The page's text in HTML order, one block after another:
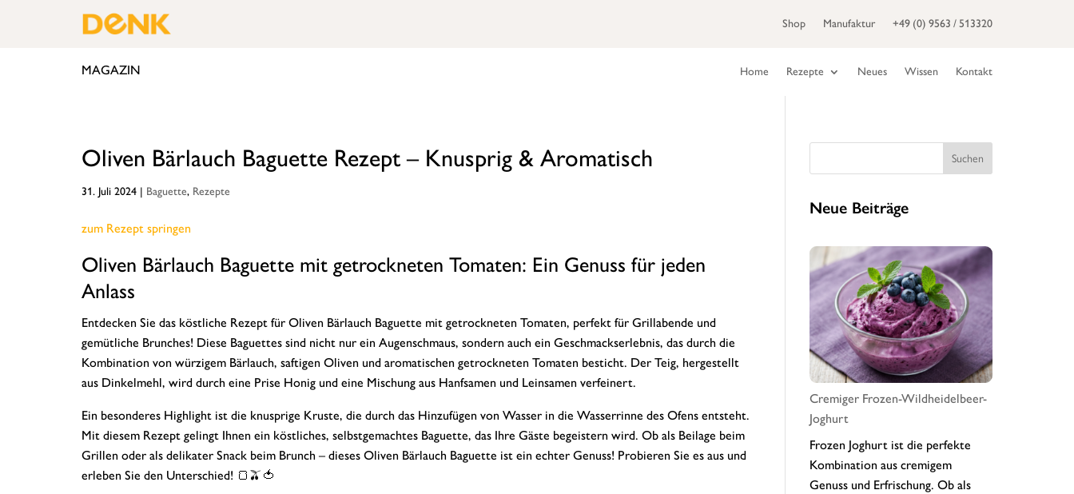
Shop Manufaktur +49 (0) 9563 / 513320
MAGAZIN Home Rezepte Neues Wissen Kontakt
Oliven Bärlauch Baguette Rezept – Knusprig & Aromatisch
31. Juli 2024 | Baguette, Rezepte
zum Rezept springen
Oliven Bärlauch Baguette mit getrockneten Tomaten: Ein Genuss für jeden
Anlass
Entdecken Sie das köstliche Rezept für Oliven Bärlauch Baguette mit getrockneten Tomaten, perfekt für Grillabende und
gemütliche Brunches! Diese Baguettes sind nicht nur ein Augenschmaus, sondern auch ein Geschmackserlebnis, das durch die
Kombination von würzigem Bärlauch, saftigen Oliven und aromatischen getrockneten Tomaten besticht. Der Teig, hergestellt
aus Dinkelmehl, wird durch eine Prise Honig und eine Mischung aus Hanfsamen und Leinsamen verfeinert.
Ein besonderes Highlight ist die knusprige Kruste, die durch das Hinzufügen von Wasser in die Wasserrinne des Ofens entsteht.
Mit diesem Rezept gelingt Ihnen ein köstliches, selbstgemachtes Baguette, das Ihre Gäste begeistern wird. Ob als Beilage beim
Grillen oder als delikater Snack beim Brunch – dieses Oliven Bärlauch Baguette ist ein echter Genuss! Probieren Sie es aus und
erleben Sie den Unterschied! 🍞🫒🍅
Suchen
Neue Beiträge
Cremiger Frozen-Wildheidelbeer-
Joghurt
Frozen Joghurt ist die perfekte
Kombination aus cremigem
Genuss und Erfrischung. Ob als